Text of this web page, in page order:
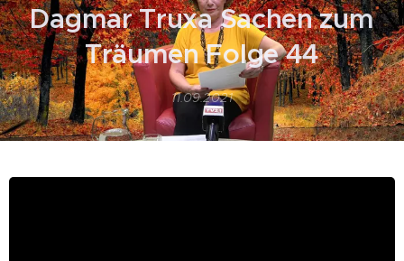
Dagmar Truxa Sachen zum
Träumen Folge 44
11.09.2021